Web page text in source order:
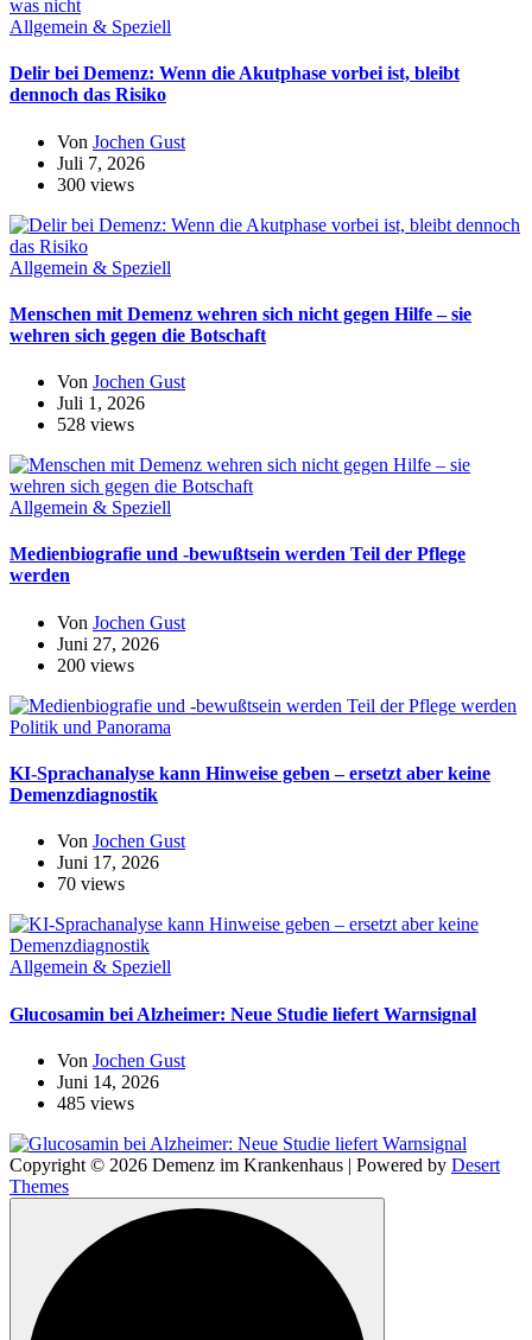
Allgemein & Speziell
Delir bei Demenz: Wenn die Akutphase vorbei ist, bleibt
dennoch das Risiko
Von Jochen Gust
Juli 7, 2026
300 views
Allgemein & Speziell
Menschen mit Demenz wehren sich nicht gegen Hilfe – sie
wehren sich gegen die Botschaft
Von Jochen Gust
Juli 1, 2026
528 views
Allgemein & Speziell
Medienbiografie und -bewußtsein werden Teil der Pflege
werden
Von Jochen Gust
Juni 27, 2026
200 views
Politik und Panorama
KI-Sprachanalyse kann Hinweise geben – ersetzt aber keine
Demenzdiagnostik
Von Jochen Gust
Juni 17, 2026
70 views
Allgemein & Speziell
Glucosamin bei Alzheimer: Neue Studie liefert Warnsignal
Von Jochen Gust
Juni 14, 2026
485 views
Copyright © 2026 Demenz im Krankenhaus | Powered by Desert
Themes